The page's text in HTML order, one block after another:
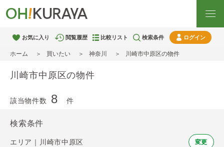
お気に入り 閲覧履歴 比較リスト 検索条件 ログイン
ホーム 買いたい 神奈川 川崎市中原区の物件
川崎市中原区の物件
該当物件数 8 件
検索条件
エリア｜川崎市中原区 変更